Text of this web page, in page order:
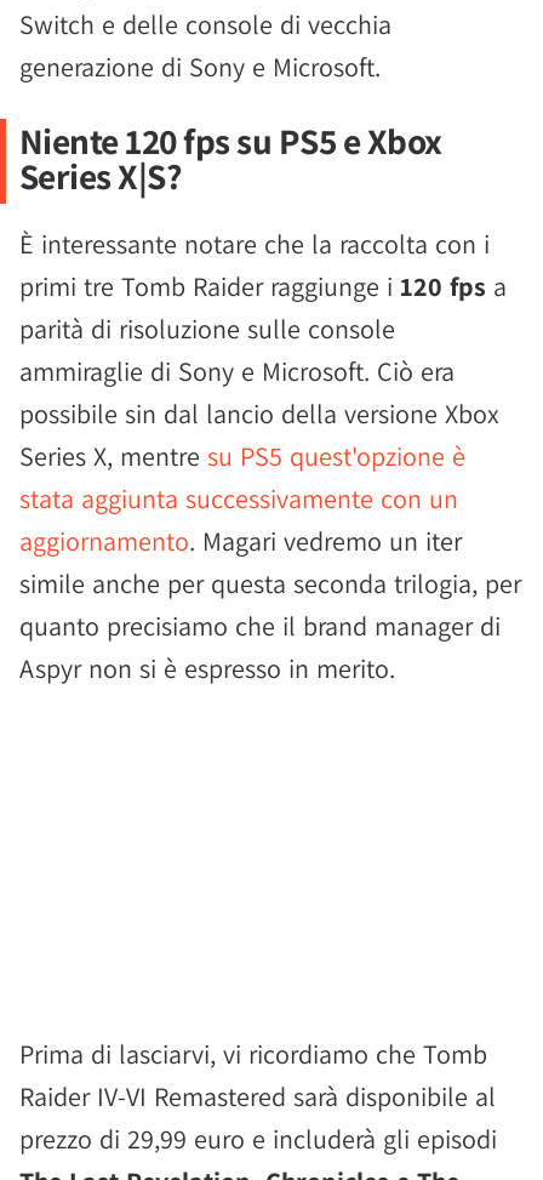
Switch e delle console di vecchia
generazione di Sony e Microsoft.
Niente 120 fps su PS5 e Xbox
Series X|S?
È interessante notare che la raccolta con i
primi tre Tomb Raider raggiunge i 120 fps a
parità di risoluzione sulle console
ammiraglie di Sony e Microsoft. Ciò era
possibile sin dal lancio della versione Xbox
Series X, mentre su PS5 quest'opzione è
stata aggiunta successivamente con un
aggiornamento. Magari vedremo un iter
simile anche per questa seconda trilogia, per
quanto precisiamo che il brand manager di
Aspyr non si è espresso in merito.
Prima di lasciarvi, vi ricordiamo che Tomb
Raider IV-VI Remastered sarà disponibile al
prezzo di 29,99 euro e includerà gli episodi